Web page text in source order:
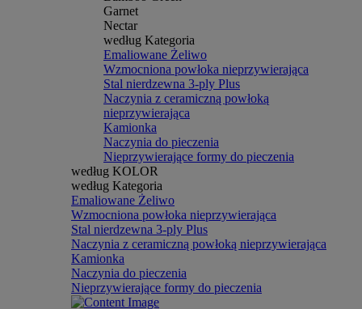
Garnet
Nectar
według Kategoria
Emaliowane Żeliwo
Wzmocniona powłoka nieprzywierająca
Stal nierdzewna 3-ply Plus
Naczynia z ceramiczną powłoką
nieprzywierająca
Kamionka
Naczynia do pieczenia
Nieprzywierające formy do pieczenia
według KOLOR
według Kategoria
Emaliowane Żeliwo
Wzmocniona powłoka nieprzywierająca
Stal nierdzewna 3-ply Plus
Naczynia z ceramiczną powłoką nieprzywierająca
Kamionka
Naczynia do pieczenia
Nieprzywierające formy do pieczenia